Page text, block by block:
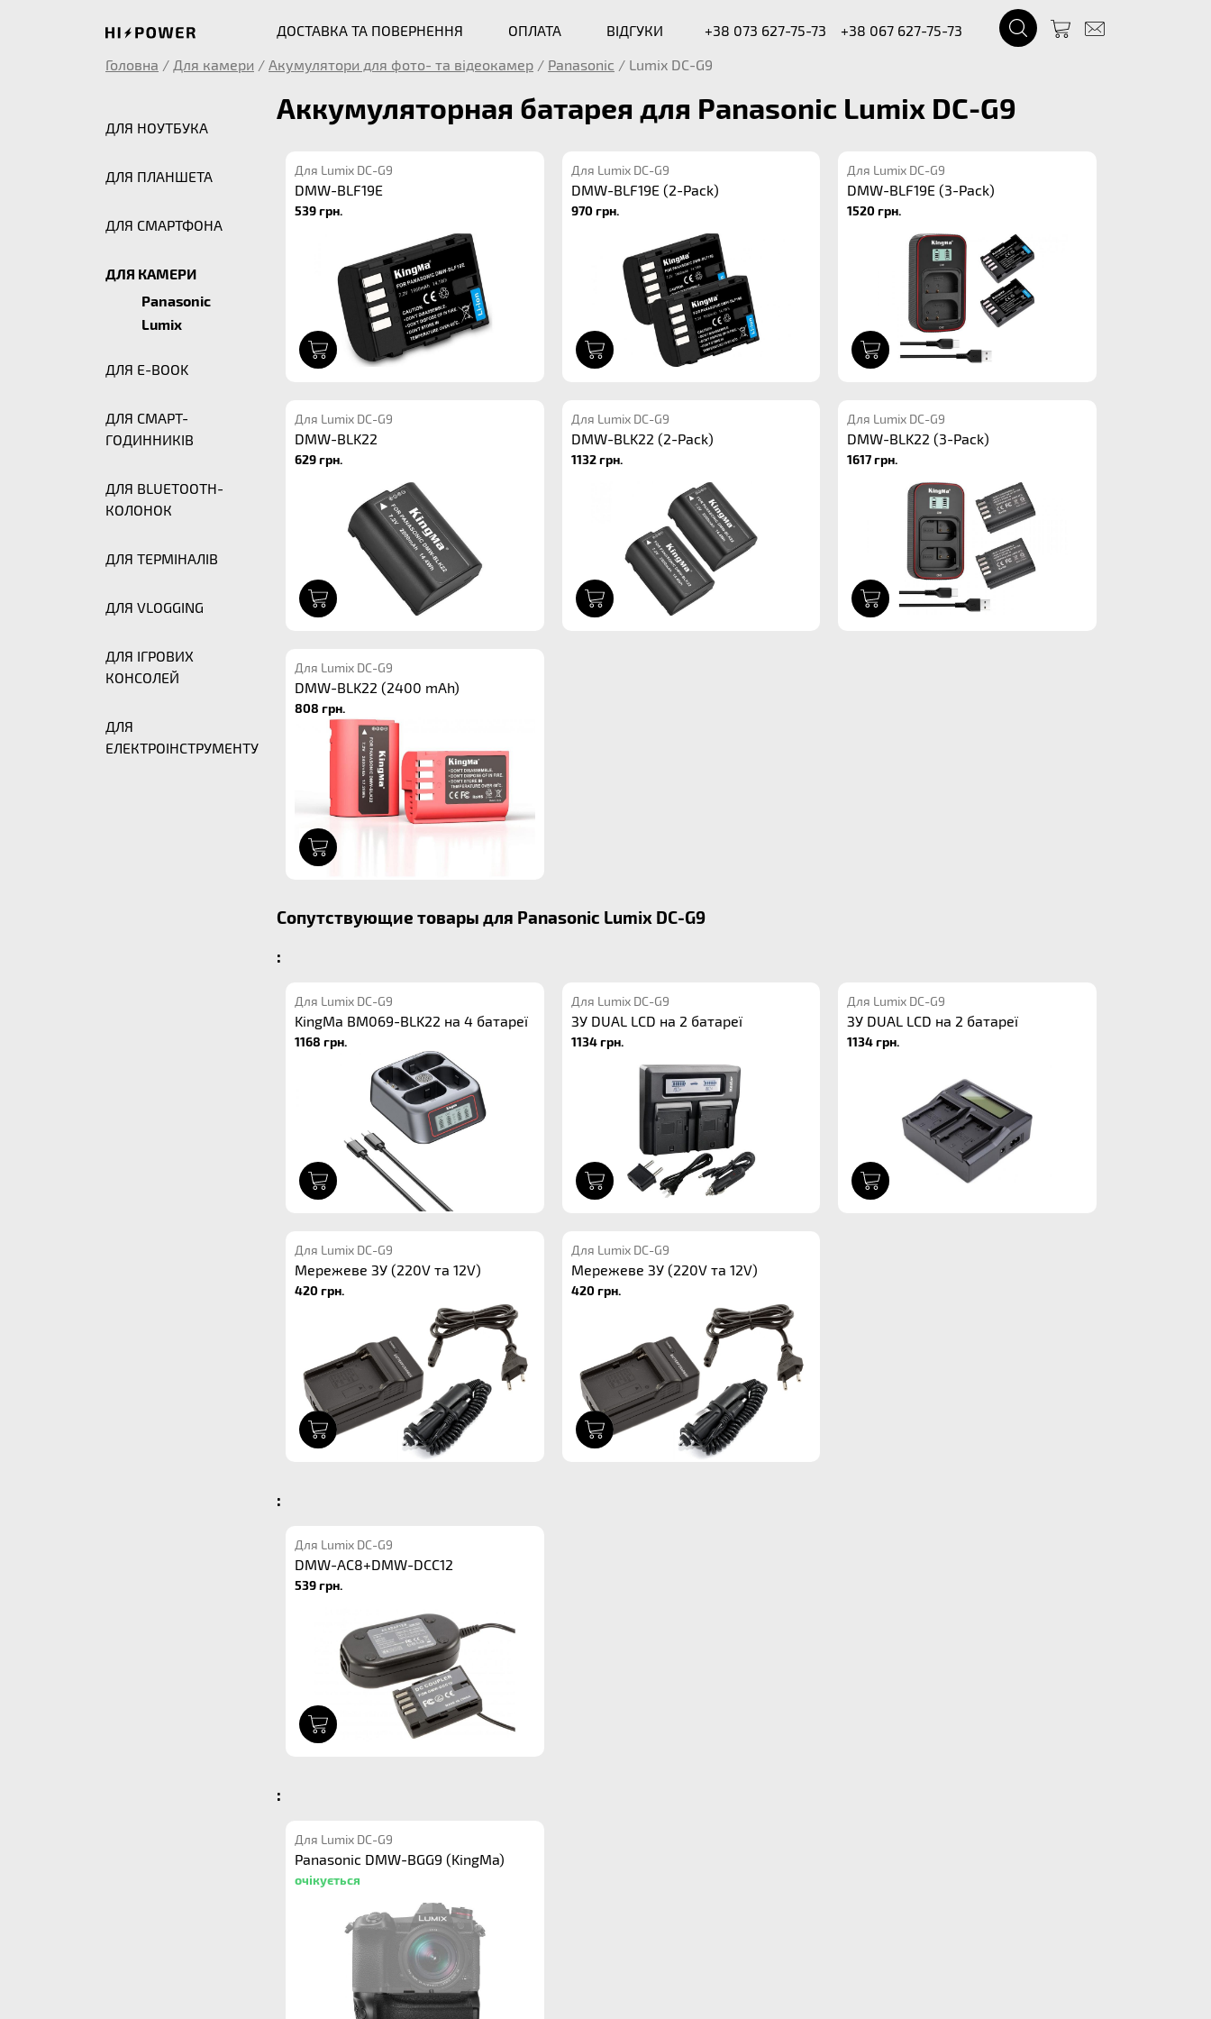
ДОСТАВКА ТА ПОВЕРНЕННЯ ОПЛАТА ВІДГУКИ +38 073 627-75-73
+38 067 627-75-73
Головна / Для камери / Акумулятори для фото- та відеокамер / Panasonic / Lumix DC-G9
ДЛЯ НОУТБУКА
ДЛЯ ПЛАНШЕТА
ДЛЯ СМАРТФОНА
ДЛЯ КАМЕРИ
Panasonic
Lumix
ДЛЯ E-BOOK
ДЛЯ СМАРТ-
ГОДИННИКІВ
ДЛЯ BLUETOOTH-
КОЛОНОК
ДЛЯ ТЕРМІНАЛІВ
ДЛЯ VLOGGING
ДЛЯ ІГРОВИХ
КОНСОЛЕЙ
ДЛЯ
ЕЛЕКТРОІНСТРУМЕНТУ
Аккумуляторная батарея для Panasonic Lumix DC-G9
Для Lumix DC-G9
DMW-BLF19E
539 грн.
Для Lumix DC-G9
DMW-BLF19E (2-Pack)
970 грн.
Для Lumix DC-G9
DMW-BLF19E (3-Pack)
1520 грн.
Для Lumix DC-G9
DMW-BLK22
629 грн.
Для Lumix DC-G9
DMW-BLK22 (2-Pack)
1132 грн.
Для Lumix DC-G9
DMW-BLK22 (3-Pack)
1617 грн.
Для Lumix DC-G9
DMW-BLK22 (2400 mAh)
808 грн.
Сопутствующие товары для Panasonic Lumix DC-G9
:
Для Lumix DC-G9
KingMa BM069-BLK22 на 4 батареї
1168 грн.
Для Lumix DC-G9
ЗУ DUAL LCD на 2 батареї
1134 грн.
Для Lumix DC-G9
ЗУ DUAL LCD на 2 батареї
1134 грн.
Для Lumix DC-G9
Мережеве ЗУ (220V та 12V)
420 грн.
Для Lumix DC-G9
Мережеве ЗУ (220V та 12V)
420 грн.
:
Для Lumix DC-G9
DMW-AC8+DMW-DCC12
539 грн.
:
Для Lumix DC-G9
Panasonic DMW-BGG9 (KingMa)
очікується